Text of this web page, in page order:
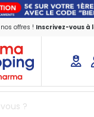
offres ! Inscrivez-vous à
Votre